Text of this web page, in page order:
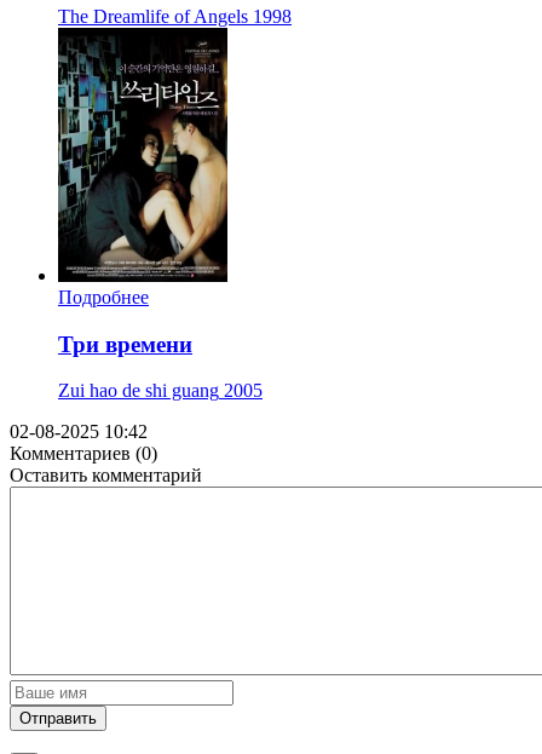
The Dreamlife of Angels 1998
Подробнее
Три времени
Zui hao de shi guang 2005
02-08-2025 10:42
Комментариев (0)
Оставить комментарий
Отправить